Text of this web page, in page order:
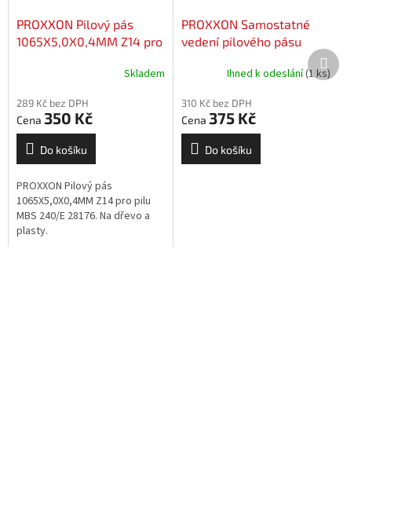
PROXXON Pilový pás
1065X5,0X0,4MM Z14 pro
Skladem
289 Kč bez DPH
350 Kč
Do košíku
PROXXON Pilový pás
1065X5,0X0,4MM Z14 pro pilu
MBS 240/E 28176. Na dřevo a
plasty.
PROXXON Samostatné
vedení pilového pásu
EXCLUSIVEIhned k odeslání(1 ks)
310 Kč bez DPH
375 Kč
Do košíku
Další
produkt